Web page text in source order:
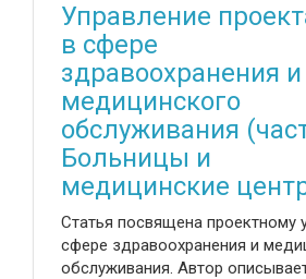
Управление
в сфере
здравоохранения и
медицинского
обслуживания
Больницы и
медицинские
Статья посвящена проектному
сфере здравоохранения и
обслуживания. Автор